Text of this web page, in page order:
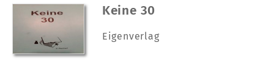
Keine 30
Eigenverlag